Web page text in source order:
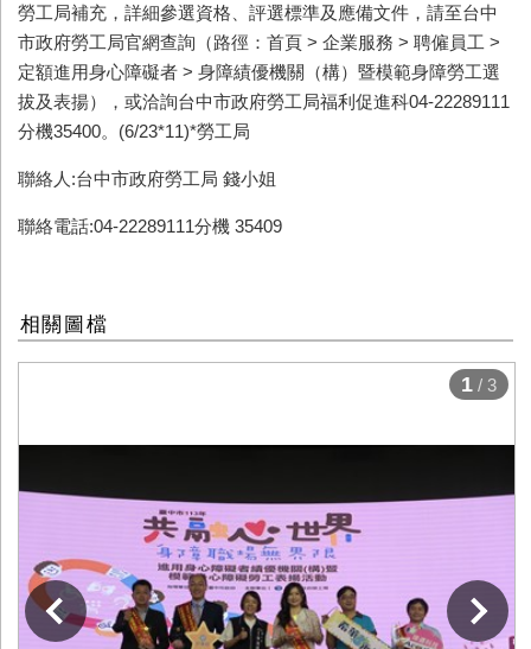
勞工局補充，詳細參選資格、評選標準及應備文件，請至台中
市政府勞工局官網查詢（路徑：首頁 > 企業服務 > 聘僱員工 >
定額進用身心障礙者 > 身障績優機關（構）暨模範身障勞工選
拔及表揚），或洽詢台中市政府勞工局福利促進科04-22289111
分機35400。(6/23*11)*勞工局
聯絡人:台中市政府勞工局 錢小姐
聯絡電話:04-22289111分機 35409
相關圖檔
下一張
1 / 3